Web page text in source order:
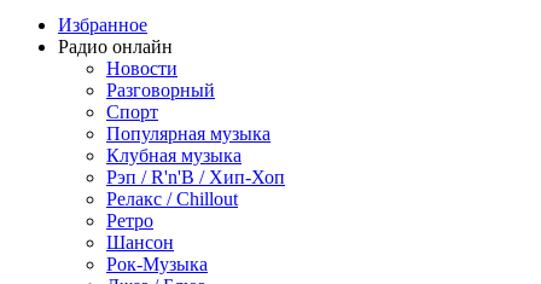
Избранное
Радио онлайн
Новости
Разговорный
Спорт
Популярная музыка
Клубная музыка
Рэп / R'n'B / Хип-Хоп
Релакс / Chillout
Ретро
Шансон
Рок-Музыка